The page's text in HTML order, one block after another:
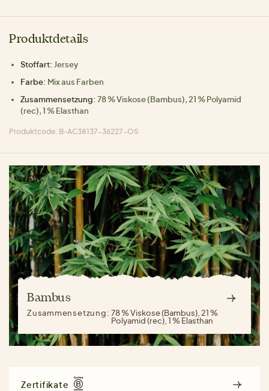
Produktdetails
Stoffart: Jersey
Farbe: Mix aus Farben
Zusammensetzung: 78 % Viskose (Bambus), 21 % Polyamid
(rec), 1 % Elasthan
Produktcode: B-AC38137-36227-OS
Bambus
Zusammensetzung:78 % Viskose (Bambus), 21 %
Polyamid (rec), 1 % Elasthan
Zertifikate